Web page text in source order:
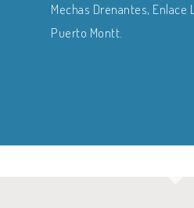
Mechas Drenantes, Enlace
Puerto Montt.